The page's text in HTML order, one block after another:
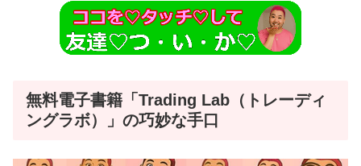
無料電子書籍「Trading Lab（トレーディ
ングラボ）」の巧妙な手口